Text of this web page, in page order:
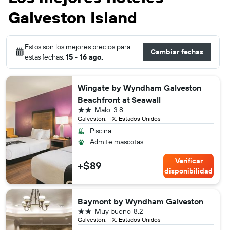
Galveston Island
Estos son los mejores precios para
estas fechas: 15 - 16 ago.
Cambiar fechas
Wingate by Wyndham Galveston
Beachfront at Seawall
Galveston, TX, Estados Unidos
3.8
Malo
2 estrellas
Piscina
Admite mascotas
+$89
Verificar
disponibilidad
Baymont by Wyndham Galveston
Galveston, TX, Estados Unidos
8.2
Muy bueno
2 estrellas